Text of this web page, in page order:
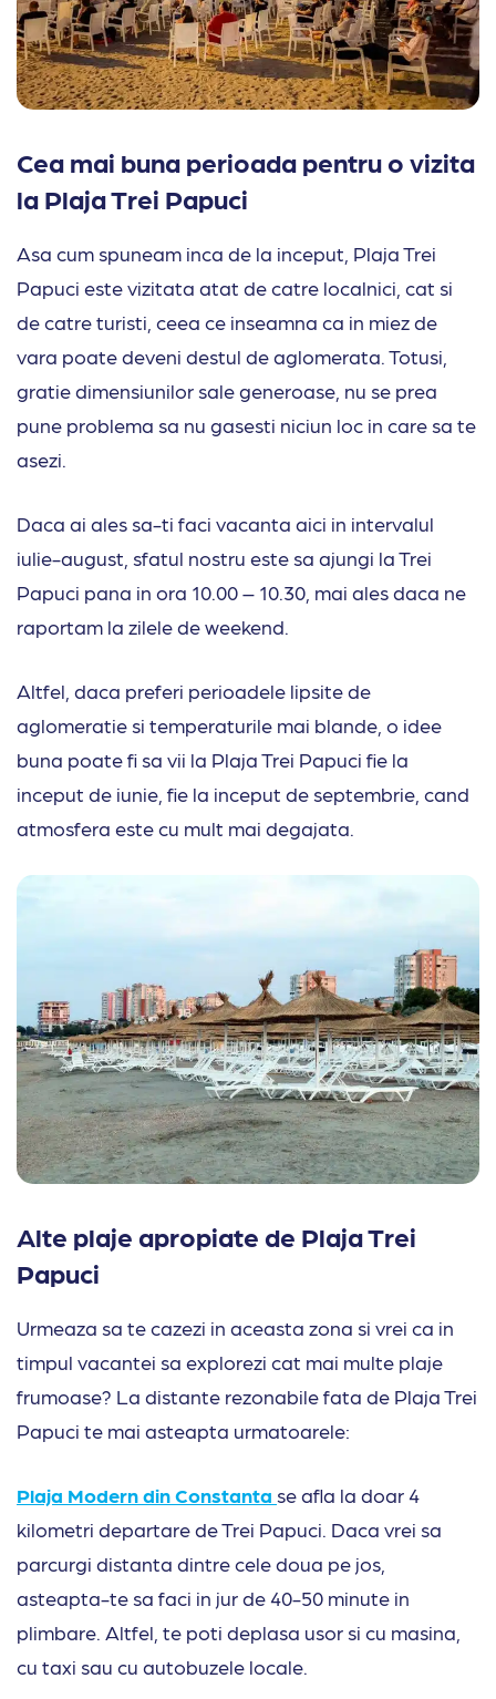
Cea mai buna perioada pentru o vizita
la Plaja Trei Papuci
Asa cum spuneam inca de la inceput, Plaja Trei
Papuci este vizitata atat de catre localnici, cat si
de catre turisti, ceea ce inseamna ca in miez de
vara poate deveni destul de aglomerata. Totusi,
gratie dimensiunilor sale generoase, nu se prea
pune problema sa nu gasesti niciun loc in care sa te
asezi.
Daca ai ales sa-ti faci vacanta aici in intervalul
iulie-august, sfatul nostru este sa ajungi la Trei
Papuci pana in ora 10.00 – 10.30, mai ales daca ne
raportam la zilele de weekend.
Altfel, daca preferi perioadele lipsite de
aglomeratie si temperaturile mai blande, o idee
buna poate fi sa vii la Plaja Trei Papuci fie la
inceput de iunie, fie la inceput de septembrie, cand
atmosfera este cu mult mai degajata.
Alte plaje apropiate de Plaja Trei
Papuci
Urmeaza sa te cazezi in aceasta zona si vrei ca in
timpul vacantei sa explorezi cat mai multe plaje
frumoase? La distante rezonabile fata de Plaja Trei
Papuci te mai asteapta urmatoarele:
Plaja Modern din Constanta se afla la doar 4
kilometri departare de Trei Papuci. Daca vrei sa
parcurgi distanta dintre cele doua pe jos,
asteapta-te sa faci in jur de 40-50 minute in
plimbare. Altfel, te poti deplasa usor si cu masina,
cu taxi sau cu autobuzele locale.